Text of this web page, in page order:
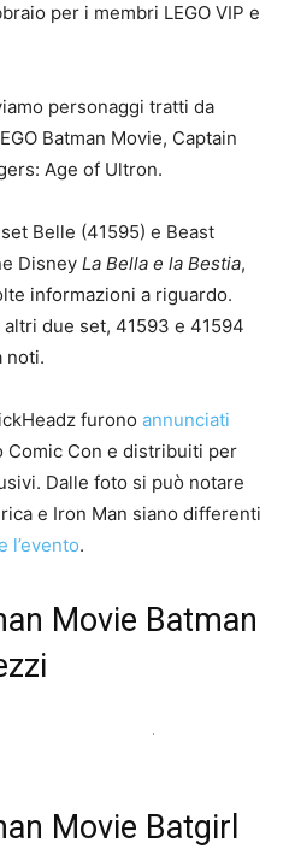
per i membri LEGO VIP e
personaggi tratti da
Batman Movie, Captain
Age of Ultron.
Belle (41595) e Beast
Disney La Bella e la Bestia,
informazioni a riguardo.
due set, 41593 e 41594
noti.
furono annunciati
Comic Con e distribuiti per
Dalle foto si può notare
e Iron Man siano differenti
l’evento.
Movie Batman
Movie Batgirl